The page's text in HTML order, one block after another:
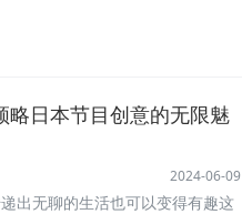
略日本节目创意的无限魅
2024-06-09
出无聊的生活也可以变得有趣这